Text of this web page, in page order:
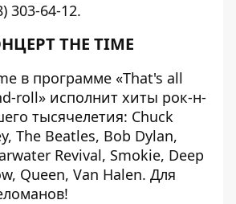
303-64-12.
THE TIME
в программе «That's all
roll» исполнит хиты рок-н-
тысячелетия: Chuck
The Beatles, Bob Dylan,
Revival, Smokie, Deep
Queen, Van Halen. Для